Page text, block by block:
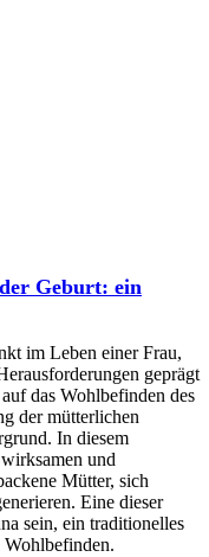
Geburt: ein
im Leben einer Frau,
geprägt
das Wohlbefinden des
der mütterlichen
In diesem
und
Mütter, sich
Eine dieser
sein, ein traditionelles